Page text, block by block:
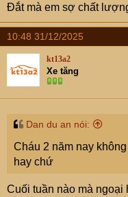
Đắt mà em sợ chất
10:48 31/12/2025
kt13a2
Xe tăng
Dan du an nói:
Cháu 2 năm nay
hay chứ
Cuối tuần nào mà ngoại